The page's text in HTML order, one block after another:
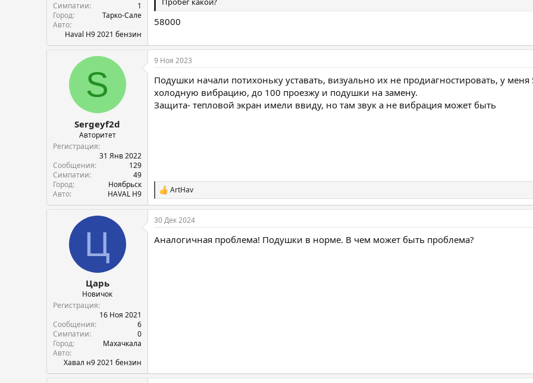
Симпатии
1
Город
Тарко-Сале
Авто
Haval H9 2021 бензин
58000
S
Sergeyf2d
Авторитет
Регистрация
31 Янв 2022
Сообщения
129
Симпатии
49
Город
Ноябрьск
Авто
HAVAL H9
9 Ноя 2023
Подушки начали потихоньку уставать, визуально их не продиагностировать, у
холодную вибрацию, до 100 проезжу и подушки на замену.
Защита- тепловой экран имели ввиду, но там звук а не вибрация может быть
С
и
м
п
т
ArtHav
Ц
Царь
Новичок
Регистрация
16 Ноя 2021
Сообщения
6
Симпатии
0
Город
Махачкала
Авто
Хавал н9 2021 бензин
30 Дек 2024
Аналогичная проблема! Подушки в норме. В чем может быть проблема?